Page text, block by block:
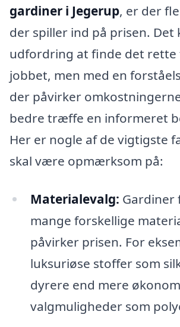
gardiner i Jegerup, er der
der spiller ind på prisen. Det
udfordring at finde det rette
jobbet, men med en
der påvirker
bedre træffe en informeret
Her er nogle af de vigtigste
skal være opmærksom på:
Materialevalg: Gardiner
mange forskellige
påvirker prisen. For
luksuriøse stoffer som
dyrere end mere
valgmuligheder som